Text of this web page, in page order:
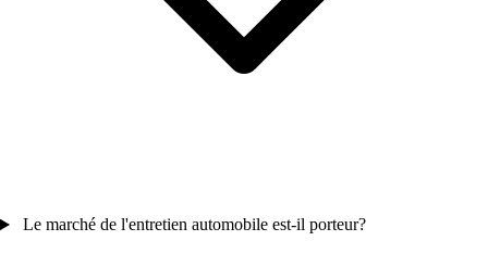
Le marché de l'entretien automobile est-il porteur?